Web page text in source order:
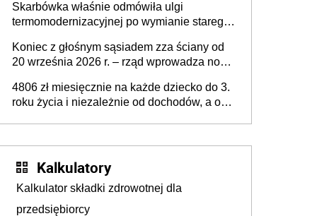
wsparcia dla osób po 60 roku życia
Skarbówka właśnie odmówiła ulgi
termomodernizacyjnej po wymianie starego
Koniec z głośnym sąsiadem zza ściany od
20 września 2026 r. – rząd wprowadza nowe
mieszkańców
4806 zł miesięcznie na każde dziecko do 3.
roku życia i niezależnie od dochodów, a od
Polsce
Kalkulatory
Kalkulator składki zdrowotnej dla
przedsiębiorcy